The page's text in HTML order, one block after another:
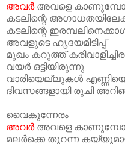
അവര്‍അവളെ
കടലിന്റെ
കടലിന്റെ
അവളുടെ ഹൃദയമിടിപ്പ്
മുഖം കറുത്ത്
വയര്‍ ഒട്ടിയിരുന്നു
വാരിയെല്ലുകള്‍
ദിവസങ്ങളായി രുചി
വൈകുന്നേരം
അവര്‍അവളെ
മലര്‍ക്കെ തുറന്ന